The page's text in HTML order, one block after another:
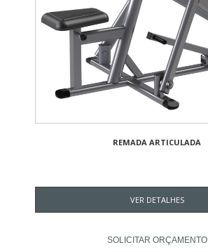
REMADA ARTICULADA
VER DETALHES
SOLICITAR ORÇAMENTO